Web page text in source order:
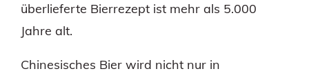
überlieferte Bierrezept ist mehr als 5.000
Jahre alt.
Chinesisches Bier wird nicht nur in